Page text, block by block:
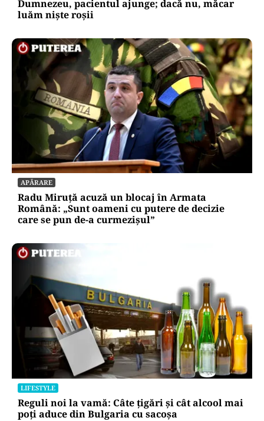
Dumnezeu, pacientul ajunge; dacă nu, măcar
luăm niște roșii
APĂRARE
Radu Miruță acuză un blocaj în Armata
Română: „Sunt oameni cu putere de decizie
care se pun de-a curmezișul”
LIFESTYLE
Reguli noi la vamă: Câte țigări și cât alcool mai
poți aduce din Bulgaria cu sacoșa